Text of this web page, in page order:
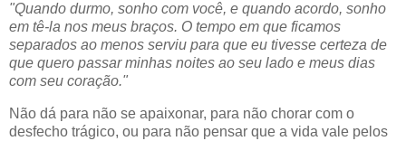
"Quando durmo, sonho com você, e quando acordo, sonho
em tê-la nos meus braços. O tempo em que ficamos
separados ao menos serviu para que eu tivesse certeza de
que quero passar minhas noites ao seu lado e meus dias
com seu coração."
Não dá para não se apaixonar, para não chorar com o
desfecho trágico, ou para não pensar que a vida vale pelos